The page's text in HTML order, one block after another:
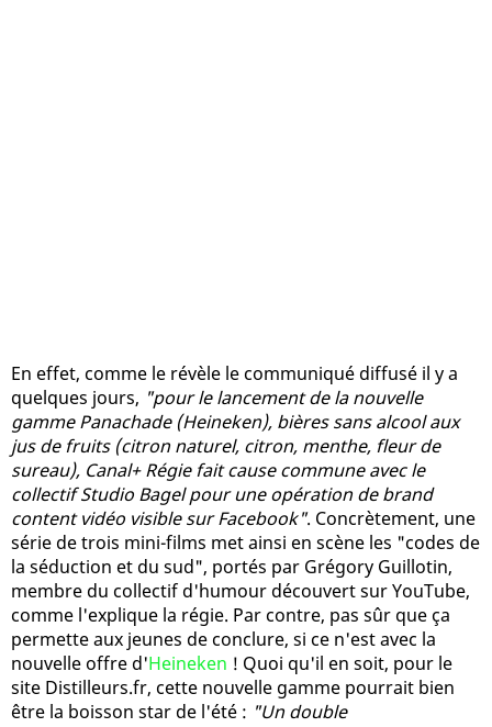
En effet, comme le révèle le communiqué diffusé il y a
quelques jours, "pour le lancement de la nouvelle
gamme Panachade (Heineken), bières sans alcool aux
jus de fruits (citron naturel, citron, menthe, fleur de
sureau), Canal+ Régie fait cause commune avec le
collectif Studio Bagel pour une opération de brand
content vidéo visible sur Facebook". Concrètement, une
série de trois mini-films met ainsi en scène les "codes de
la séduction et du sud", portés par Grégory Guillotin,
membre du collectif d'humour découvert sur YouTube,
comme l'explique la régie. Par contre, pas sûr que ça
permette aux jeunes de conclure, si ce n'est avec la
nouvelle offre d'Heineken ! Quoi qu'il en soit, pour le
site Distilleurs.fr, cette nouvelle gamme pourrait bien
être la boisson star de l'été : "Un double